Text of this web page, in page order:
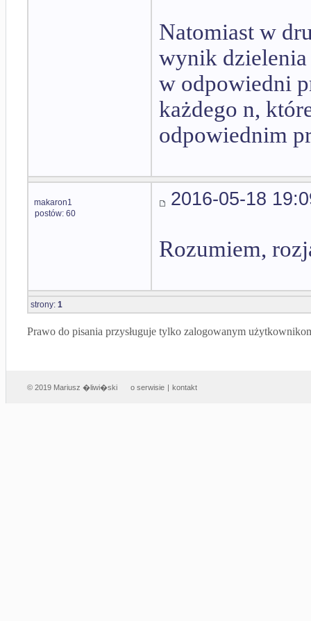
Natomiast w
wynik
w odpowiedni
każdego n,
odpowiednim
makaron1
postów: 60
2016-05-18
Rozumiem,
strony: 1
Prawo do pisania przysługuje tylko zalogowanym
© 2019 Mariusz �liwi�ski o serwisie | kontakt